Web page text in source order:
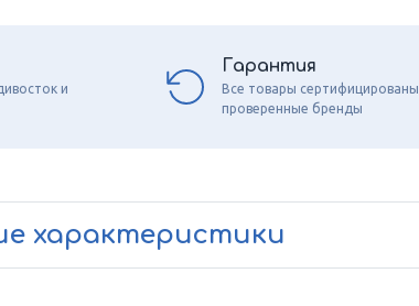
и
Гарантия
Все товары сертифицированы,
проверенные бренды
характеристики